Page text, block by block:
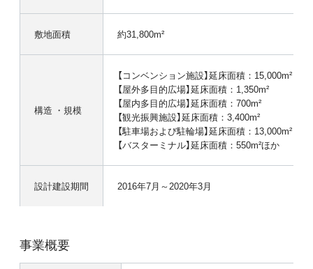
敷地面積 約31,800m²
構造 ・規模
【コンベンション施設】延床面積：15,000m²
【屋外多目的広場】延床面積：1,350m²
【屋内多目的広場】延床面積：700m²
【観光振興施設】延床面積：3,400m²
【駐車場および駐輪場】延床面積：13,000m²（400
【バスターミナル】延床面積：550m²ほか
設計建設期間 2016年7月～2020年3月
事業概要